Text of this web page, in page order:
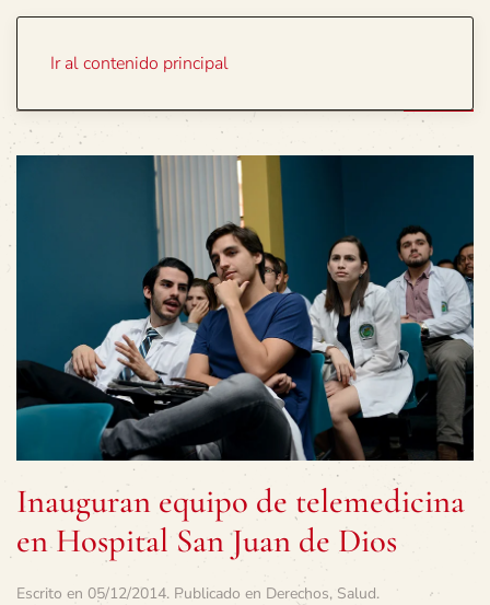
Ir al contenido principal
Inauguran equipo de telemedicina
en Hospital San Juan de Dios
Escrito en 05/12/2014. Publicado en Derechos, Salud.